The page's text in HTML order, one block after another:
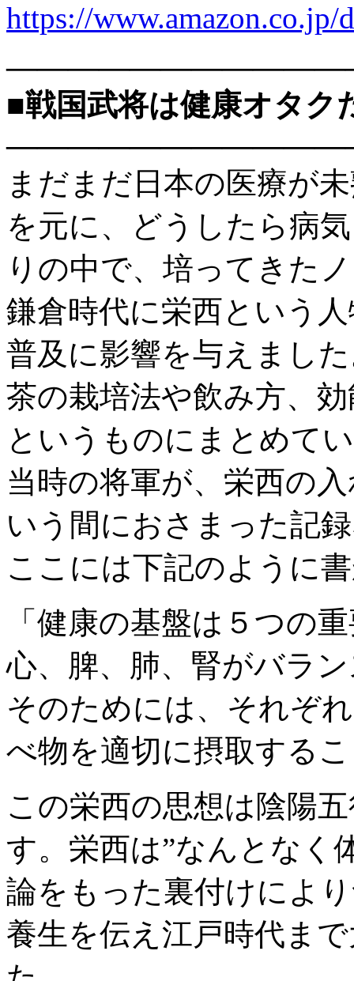
https://
■戦国武将は健康オタク
まだまだ日本の医療が
を元に、どうしたら病
りの中で、培ってきた
鎌倉時代に栄西という
普及に影響を与えまし
茶の栽培法や飲み方、
というものにまとめて
当時の将軍が、栄西の
いう間におさまった記
ここには下記のように
「健康の基盤は５つの
心、脾、肺、腎がバラ
そのためには、それぞ
べ物を適切に摂取する
この栄西の思想は陰陽
す。栄西は”なんとなく
論をもった裏付けによ
養生を伝え江戸時代ま